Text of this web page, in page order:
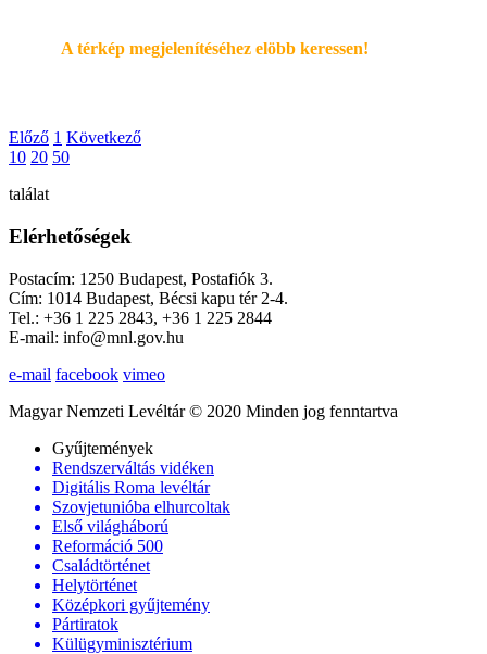
A térkép megjelenítéséhez elöbb keressen!
Előző 1 Következő
10 20 50
találat
Elérhetőségek
Postacím: 1250 Budapest, Postafiók 3.
Cím: 1014 Budapest, Bécsi kapu tér 2-4.
Tel.: +36 1 225 2843, +36 1 225 2844
E-mail: info@mnl.gov.hu
e-mail facebook vimeo
Magyar Nemzeti Levéltár © 2020 Minden jog fenntartva
Gyűjtemények
Rendszerváltás vidéken
Digitális Roma levéltár
Szovjetunióba elhurcoltak
Első világháború
Reformáció 500
Családtörténet
Helytörténet
Középkori gyűjtemény
Pártiratok
Külügyminisztérium